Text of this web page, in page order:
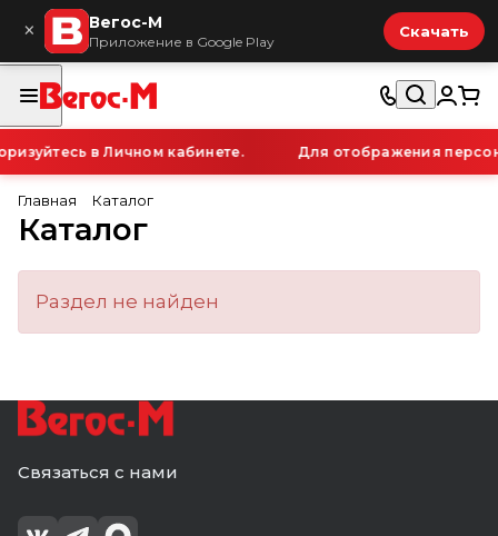
× Вегос-М
Приложение в Google Play
Скачать
в Личном кабинете. Для отображения
Главная Каталог
Каталог
Раздел не найден
Связаться с нами